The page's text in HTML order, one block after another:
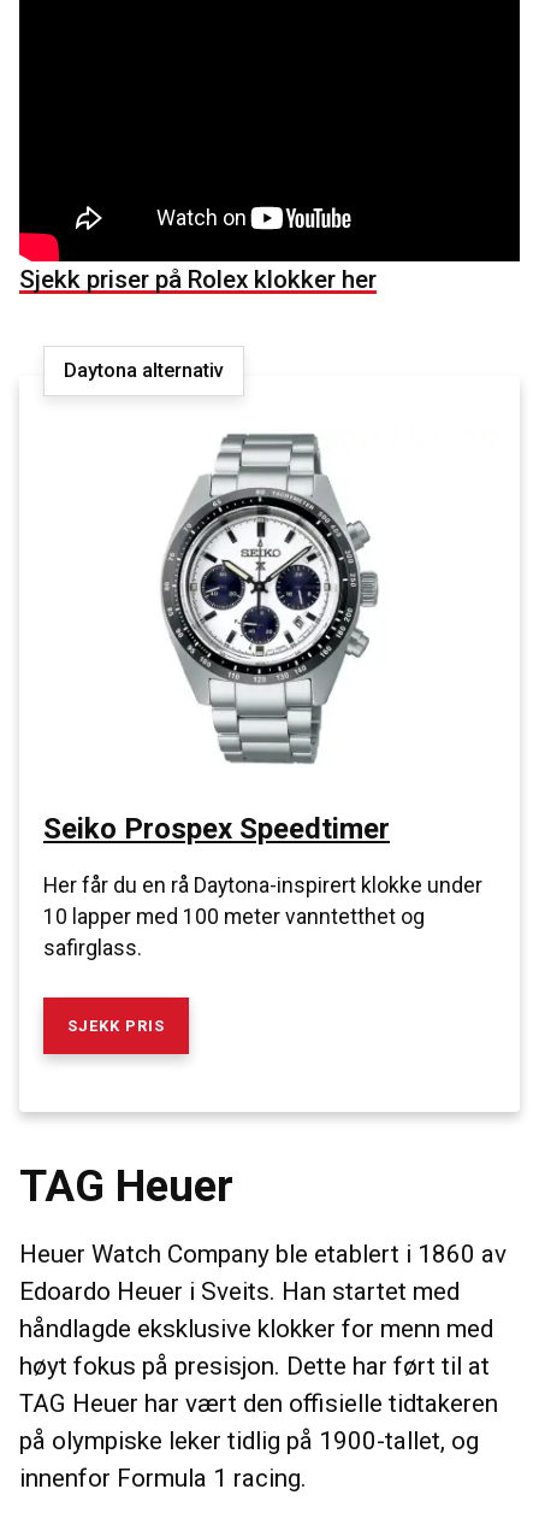
Sjekk priser på Rolex klokker her
Daytona alternativ
Seiko Prospex Speedtimer
Her får du en rå Daytona-inspirert klokke under
10 lapper med 100 meter vanntetthet og
safirglass.
SJEKK PRIS
TAG Heuer
Heuer Watch Company ble etablert i 1860 av
Edoardo Heuer i Sveits. Han startet med
håndlagde eksklusive klokker for menn med
høyt fokus på presisjon. Dette har ført til at
TAG Heuer har vært den offisielle tidtakeren
på olympiske leker tidlig på 1900-tallet, og
innenfor Formula 1 racing.